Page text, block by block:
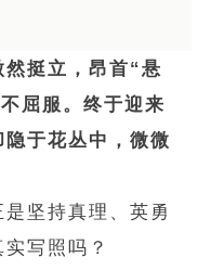
挺立，昂首“悬
屈服。终于迎来
于花丛中，微微
坚持真理、英勇
写照吗？